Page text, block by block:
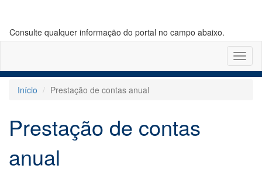
Consulte qualquer informação do portal no campo abaixo.
Início
Prestação de contas anual
Prestação de contas
anual